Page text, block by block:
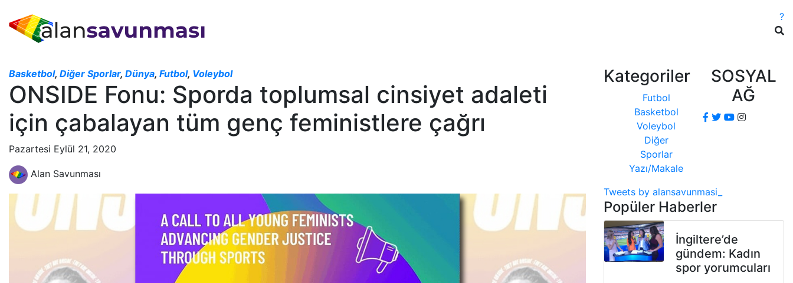
?
Basketbol, Diğer Sporlar, Dünya, Futbol, Voleybol
ONSIDE Fonu: Sporda toplumsal cinsiyet adaleti
için çabalayan tüm genç feministlere çağrı
Pazartesi Eylül 21, 2020
Alan Savunması
Kategoriler
Futbol
Basketbol
Voleybol
Diğer
Sporlar
Yazı/Makale
SOSYAL
AĞ
Tweets by alansavunmasi_
Popüler Haberler
İngiltere’de
gündem: Kadın
spor yorumcuları